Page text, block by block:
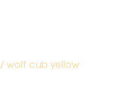
/ wolf cub yellow